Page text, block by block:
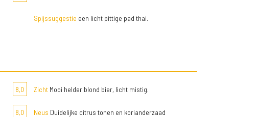
Spijssuggestie een licht pittige pad thai.
8,0 ZichtMooi helder blond bier, licht mistig.
8,0 Neus Duidelijke citrus tonen en korianderzaad